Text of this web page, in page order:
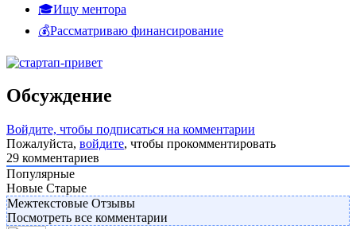
🎓Ищу ментора
💰Рассматриваю финансирование
Обсуждение
Войдите, чтобы подписаться на комментарии
Пожалуйста, войдите, чтобы прокомментировать
29 комментариев
Популярные
Новые Старые
Межтекстовые Отзывы
Посмотреть все комментарии